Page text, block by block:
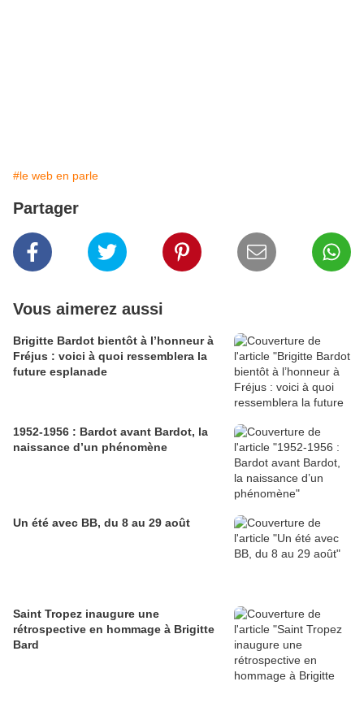
#le web en parle
Partager
Vous aimerez aussi
Brigitte Bardot bientôt à l’honneur à
Fréjus : voici à quoi ressemblera la
future esplanade
1952-1956 : Bardot avant Bardot, la
naissance d’un phénomène
Un été avec BB, du 8 au 29 août
Saint Tropez inaugure une
rétrospective en hommage à Brigitte
Bard